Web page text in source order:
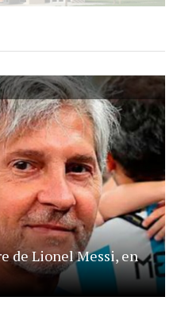
de Lionel Messi, en